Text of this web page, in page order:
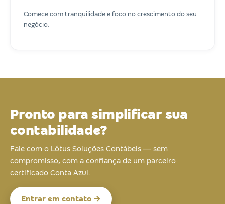
Comece com tranquilidade e foco no crescimento do seu
negócio.
Pronto para simplificar sua
contabilidade?
Fale com o Lótus Soluções Contábeis — sem
compromisso, com a confiança de um parceiro
certificado Conta Azul.
Entrar em contato →